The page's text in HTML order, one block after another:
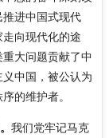
进中国式现代
向现代化的途
大问题贡献了中
中国，被公认为
的维护者。
。 我们党牢记马克